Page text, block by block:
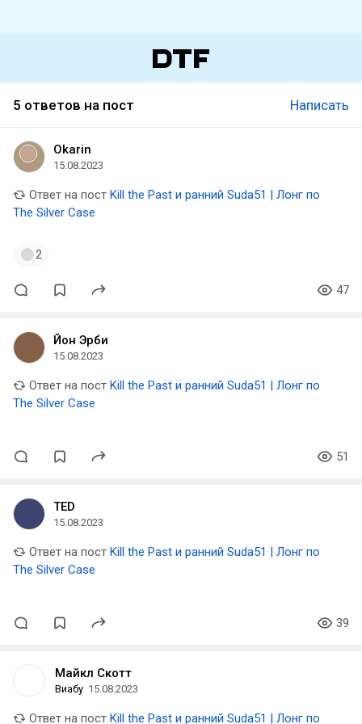
5 ответов на пост Написать
Okarin
15.08.2023
Ответ на пост Kill the Past и ранний Suda51 | Лонг по
The Silver Case
2
47
Йон Эрби
15.08.2023
Ответ на пост Kill the Past и ранний Suda51 | Лонг по
The Silver Case
51
TED
15.08.2023
Ответ на пост Kill the Past и ранний Suda51 | Лонг по
The Silver Case
39
Майкл Скотт
Виабу 15.08.2023
Ответ на пост Kill the Past и ранний Suda51 | Лонг по